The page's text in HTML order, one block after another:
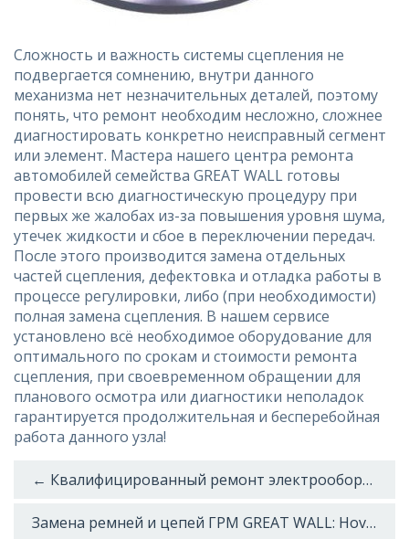
Сложность и важность системы сцепления не
подвергается сомнению, внутри данного
механизма нет незначительных деталей, поэтому
понять, что ремонт необходим несложно, сложнее
диагностировать конкретно неисправный сегмент
или элемент. Мастера нашего центра ремонта
автомобилей семейства GREAT WALL готовы
провести всю диагностическую процедуру при
первых же жалобах из-за повышения уровня шума,
утечек жидкости и сбое в переключении передач.
После этого производится замена отдельных
частей сцепления, дефектовка и отладка работы в
процессе регулировки, либо (при необходимости)
полная замена сцепления. В нашем сервисе
установлено всё необходимое оборудование для
оптимального по срокам и стоимости ремонта
сцепления, при своевременном обращении для
планового осмотра или диагностики неполадок
гарантируется продолжительная и бесперебойная
работа данного узла!
← Квалифицированный ремонт электрооборудования GREAT WALL: Hover (Ховер), Safe (СЭЙФ), Sailor, Wingle
Замена ремней и цепей ГРМ GREAT WALL: Hover (Ховер), Safe (СЭЙФ), Sailor, Wingle →